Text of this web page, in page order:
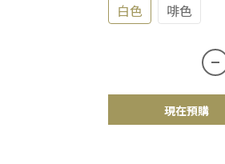
白色 啡色
現在預購